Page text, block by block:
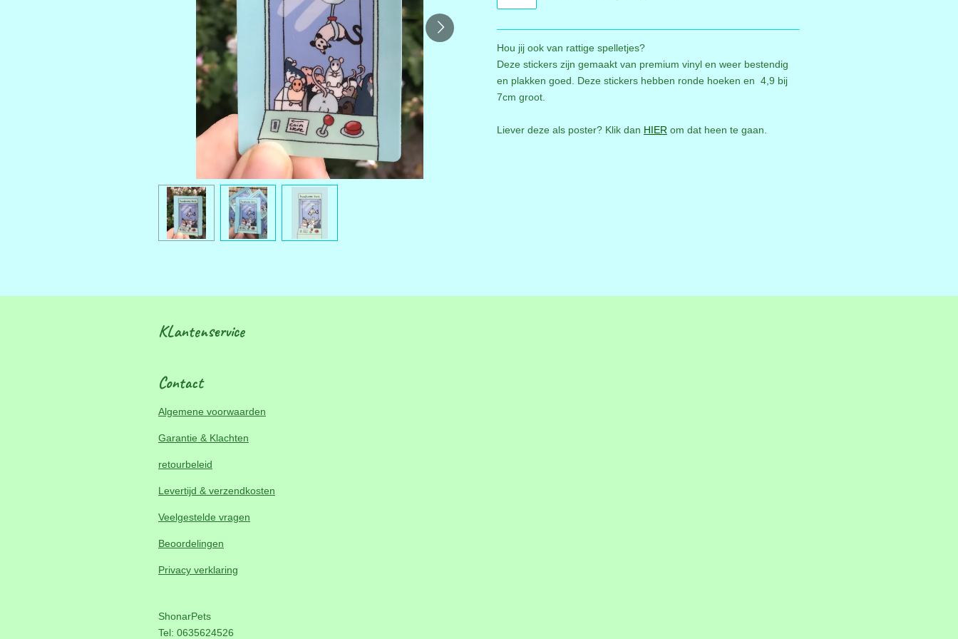
Hou jij ook van rattige spelletjes?
Deze stickers zijn gemaakt van premium vinyl en weer bestendig
en plakken goed. Deze stickers hebben ronde hoeken en 4,9 bij
7cm groot.
Liever deze als poster? Klik dan HIER om dat heen te gaan.
KLantenservice
Contact
Algemene voorwaarden
Garantie & Klachten
retourbeleid
Levertijd & verzendkosten
Veelgestelde vragen
Beoordelingen
Privacy verklaring
ShonarPets
Tel: 0635624526